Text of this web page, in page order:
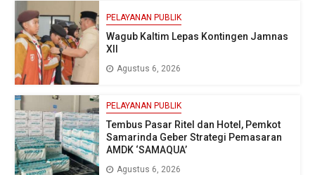
PELAYANAN PUBLIK
Wagub Kaltim Lepas Kontingen Jamnas
XII
Agustus 6, 2026
PELAYANAN PUBLIK
Tembus Pasar Ritel dan Hotel, Pemkot
Samarinda Geber Strategi Pemasaran
AMDK ‘SAMAQUA’
Agustus 6, 2026